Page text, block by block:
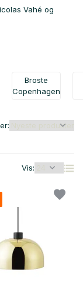
Vahé og
Broste
Copenhagen
Vis: